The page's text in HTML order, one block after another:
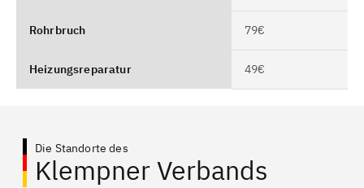
Rohrbruch 79€
Heizungsreparatur 49€
Die Standorte des
Klempner Verbands